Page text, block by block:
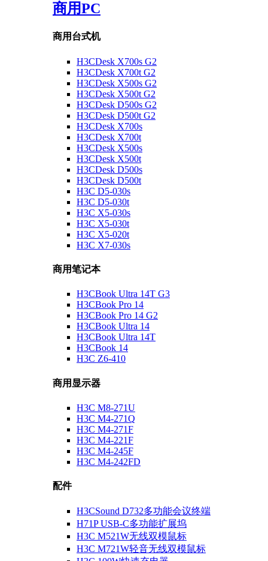
商用PC
商用台式机
H3CDesk X700s G2
H3CDesk X700t G2
H3CDesk X500s G2
H3CDesk X500t G2
H3CDesk D500s G2
H3CDesk D500t G2
H3CDesk X700s
H3CDesk X700t
H3CDesk X500s
H3CDesk X500t
H3CDesk D500s
H3CDesk D500t
H3C D5-030s
H3C D5-030t
H3C X5-030s
H3C X5-030t
H3C X5-020t
H3C X7-030s
商用笔记本
H3CBook Ultra 14T G3
H3CBook Pro 14
H3CBook Pro 14 G2
H3CBook Ultra 14
H3CBook Ultra 14T
H3CBook 14
H3C Z6-410
商用显示器
H3C M8-271U
H3C M4-271Q
H3C M4-271F
H3C M4-221F
H3C M4-245F
H3C M4-242FD
配件
H3CSound D732多功能会议终端
H71P USB-C多功能扩展坞
H3C M521W无线双模鼠标
H3C M721W轻音无线双模鼠标